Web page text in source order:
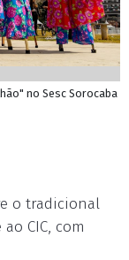
no Sesc Sorocaba
o tradicional
CIC, com